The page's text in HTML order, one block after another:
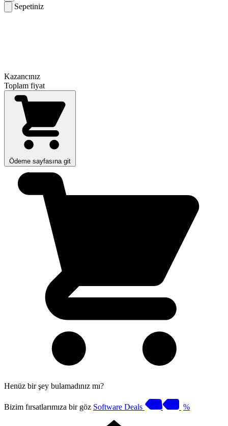
Sepetiniz
Kazancınız
Toplam fiyat
Ödeme sayfasına git
Henüz bir şey bulamadınız mı?
Bizim fırsatlarımıza bir göz Software Deals %